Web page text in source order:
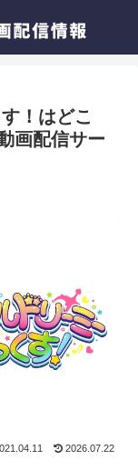
！はどこ
画配信サー
2026.07.22